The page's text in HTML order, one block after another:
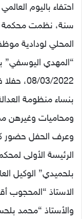
سنة، نظمت محكمة
المحلي لودادية
“المهدي اليوسفي”
08/03/
بنساء منظومة
ومحاميات وغيرهن
وعرف الحفل حضور
الرئيسة الأولى
بلحميدي” الوكيل
الاستاذ “المحجوب
والأستاذ “محمد